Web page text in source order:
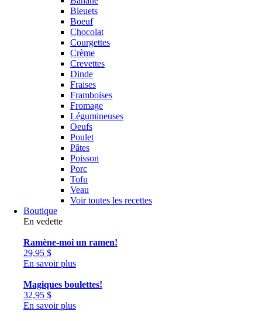
Bleuets
Boeuf
Chocolat
Courgettes
Crème
Crevettes
Dinde
Fraises
Framboises
Fromage
Légumineuses
Oeufs
Poulet
Pâtes
Poisson
Porc
Tofu
Veau
Voir toutes les recettes
Boutique
En vedette
Ramène-moi un ramen!
29,95 $
En savoir plus
Magiques boulettes!
32,95 $
En savoir plus